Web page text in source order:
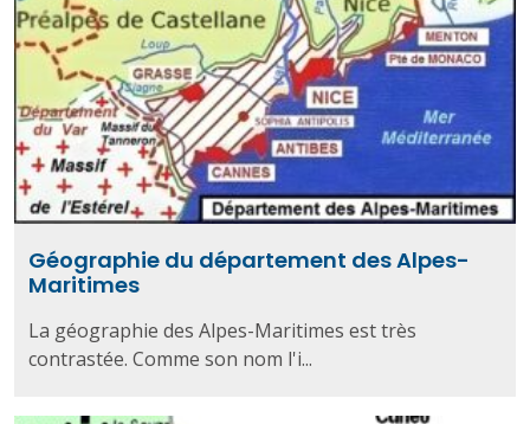
Géographie du département des Alpes-
Maritimes
La géographie des Alpes-Maritimes est très
contrastée. Comme son nom l'i...